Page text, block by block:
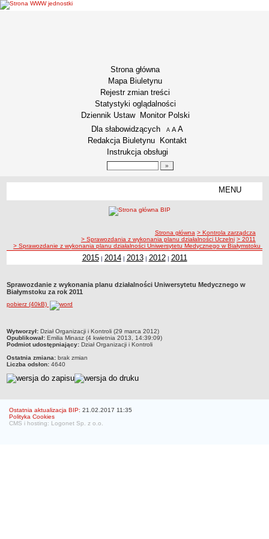
Strona główna
Mapa Biuletynu
Rejestr zmian treści
Statystyki oglądalności
Dziennik Ustaw
Monitor Polski
Menu dodatkowe
Dla słabowidzących A pomniejsz czcionkę
A standardowy rozmiar czcionki
A
Redakcja Biuletynu
Kontakt
Instrukcja obsługi
MENU
Podstawa prawna funkcjonowania
Kodeks Etyki
Kodeks etyki pracownika naukowego
Struktura organizacyjna
WŁADZE
Senat
Prorektorzy
Rady Wydziału
WEWNĘTRZNE AKTY PRAWNE
Statut
Uchwały Senatu
ścieżka nawigacji
Strona główna > Kontrola zarządcza
> Sprawozdania z wykonania planu działalności Uczelni > 2011
> Sprawozdanie z wykonania planu działalności Uniwersytetu Medycznego w Białymstoku
2015| 2014| 2013| 2012| 2011
Sprawozdanie z wykonania planu działalności Uniwersytetu Medycznego w
Białymstoku za rok 2011
pobierz (40kB)
metryczka
Wytworzył: Dział Organizacji i Kontroli (29 marca 2012)
Opublikował: Emilia Minasz (4 kwietnia 2013, 14:39:09)
Podmiot udostępniający: Dział Organizacji i Kontroli
Ostatnia zmiana: brak zmian
Liczba odsłon: 4640
Ostatnia aktualizacja BIP: 21.02.2017 11:35
Polityka Cookies
CMS i hosting: Logonet Sp. z o.o.